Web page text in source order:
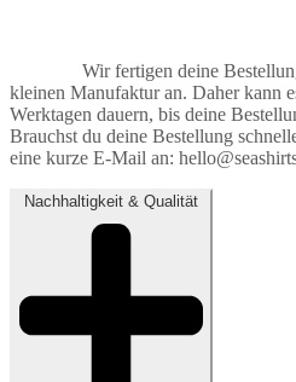
Wir fertigen deine
kleinen Manufaktur an. Daher kann
Werktagen dauern, bis deine
Brauchst du deine Bestellung
eine kurze E-Mail an:
Nachhaltigkeit & Qualität